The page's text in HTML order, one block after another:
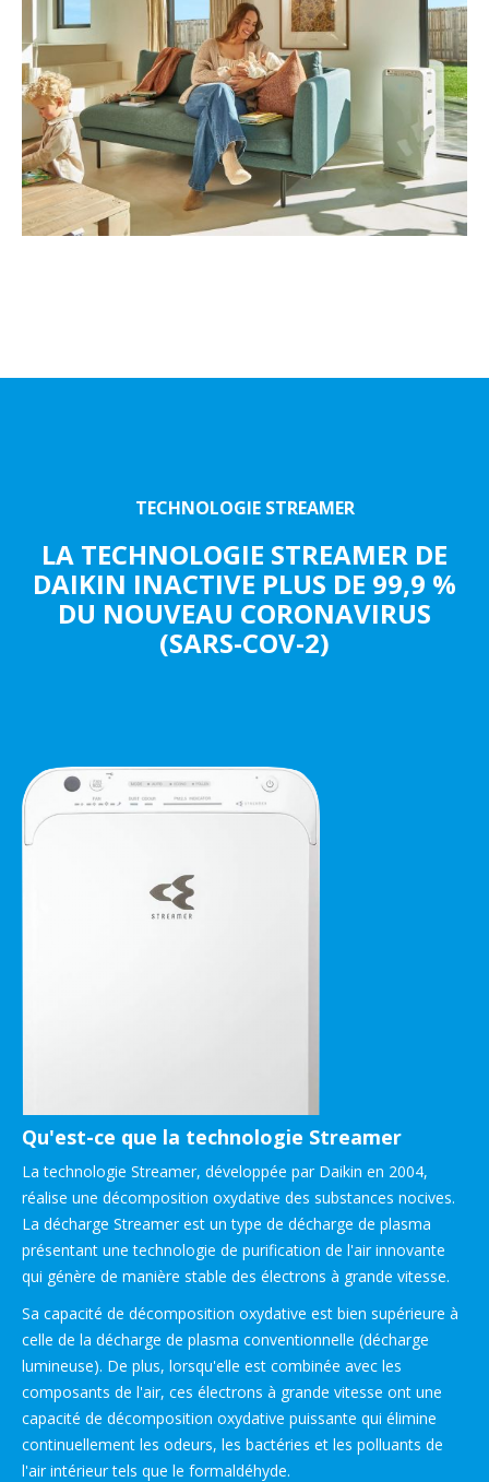
TECHNOLOGIE STREAMER
LA TECHNOLOGIE STREAMER DE
DAIKIN INACTIVE PLUS DE 99,9 %
DU NOUVEAU CORONAVIRUS
(SARS-COV-2)
Qu'est-ce que la technologie Streamer
La technologie Streamer, développée par Daikin en 2004,
réalise une décomposition oxydative des substances nocives.
La décharge Streamer est un type de décharge de plasma
présentant une technologie de purification de l'air innovante
qui génère de manière stable des électrons à grande vitesse.
Sa capacité de décomposition oxydative est bien supérieure à
celle de la décharge de plasma conventionnelle (décharge
lumineuse). De plus, lorsqu'elle est combinée avec les
composants de l'air, ces électrons à grande vitesse ont une
capacité de décomposition oxydative puissante qui élimine
continuellement les odeurs, les bactéries et les polluants de
l'air intérieur tels que le formaldéhyde.